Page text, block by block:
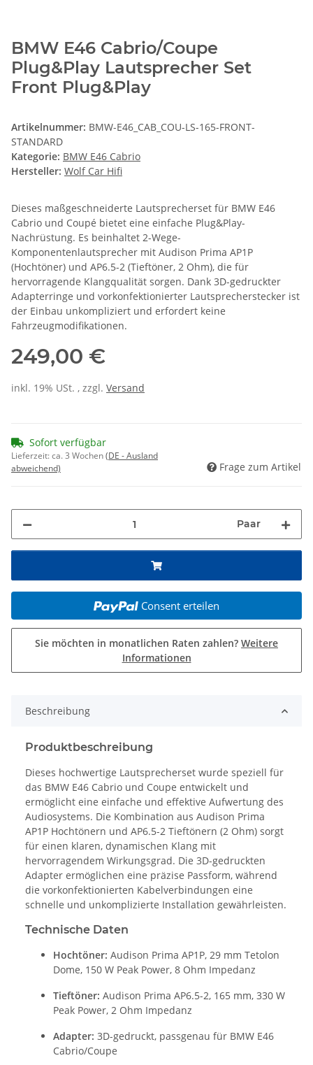
BMW E46 Cabrio/Coupe
Plug&Play Lautsprecher Set
Front Plug&Play
Artikelnummer: BMW-E46_CAB_COU-LS-165-FRONT-
STANDARD
Kategorie: BMW E46 Cabrio
Hersteller: Wolf Car Hifi
Dieses maßgeschneiderte Lautsprecherset für BMW E46
Cabrio und Coupé bietet eine einfache Plug&Play-
Nachrüstung. Es beinhaltet 2-Wege-
Komponentenlautsprecher mit Audison Prima AP1P
(Hochtöner) und AP6.5-2 (Tieftöner, 2 Ohm), die für
hervorragende Klangqualität sorgen. Dank 3D-gedruckter
Adapterringe und vorkonfektionierter Lautsprecherstecker ist
der Einbau unkompliziert und erfordert keine
Fahrzeugmodifikationen.
249,00 €
inkl. 19% USt. , zzgl. Versand
Sofort verfügbar
Lieferzeit:ca. 3 Wochen(DE - Ausland
abweichend)
Frage zum Artikel
Paar
Consent erteilen
Sie möchten in monatlichen Raten zahlen? Weitere
Informationen
Beschreibung
Produktbeschreibung
Dieses hochwertige Lautsprecherset wurde speziell für
das BMW E46 Cabrio und Coupe entwickelt und
ermöglicht eine einfache und effektive Aufwertung des
Audiosystems. Die Kombination aus Audison Prima
AP1P Hochtönern und AP6.5-2 Tieftönern (2 Ohm) sorgt
für einen klaren, dynamischen Klang mit
hervorragendem Wirkungsgrad. Die 3D-gedruckten
Adapter ermöglichen eine präzise Passform, während
die vorkonfektionierten Kabelverbindungen eine
schnelle und unkomplizierte Installation gewährleisten.
Technische Daten
Hochtöner: Audison Prima AP1P, 29 mm Tetolon
Dome, 150 W Peak Power, 8 Ohm Impedanz
Tieftöner: Audison Prima AP6.5-2, 165 mm, 330 W
Peak Power, 2 Ohm Impedanz
Adapter: 3D-gedruckt, passgenau für BMW E46
Cabrio/Coupe